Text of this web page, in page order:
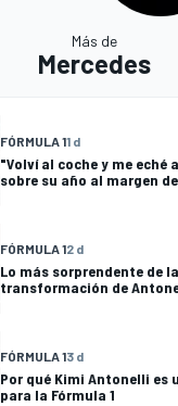
Más de
Mercedes
FÓRMULA 11 d
"Volví al coche y me eché
sobre su año al margen de
FÓRMULA 12 d
Lo más sorprendente de
transformación de
FÓRMULA 13 d
Por qué Kimi Antonelli es
para la Fórmula 1